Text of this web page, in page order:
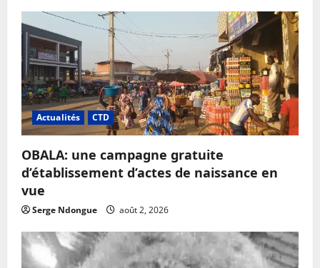
Actualités CTD
OBALA: une campagne gratuite
d’établissement d’actes de naissance en
vue
Serge Ndongue août 2, 2026